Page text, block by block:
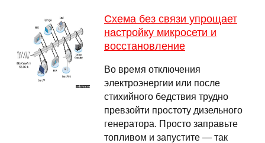
Схема без связи упрощает
настройку микросети и
восстановление
Во время отключения
электроэнергии или после
стихийного бедствия трудно
превзойти простоту дизельного
генератора. Просто заправьте
топливом и запустите — так